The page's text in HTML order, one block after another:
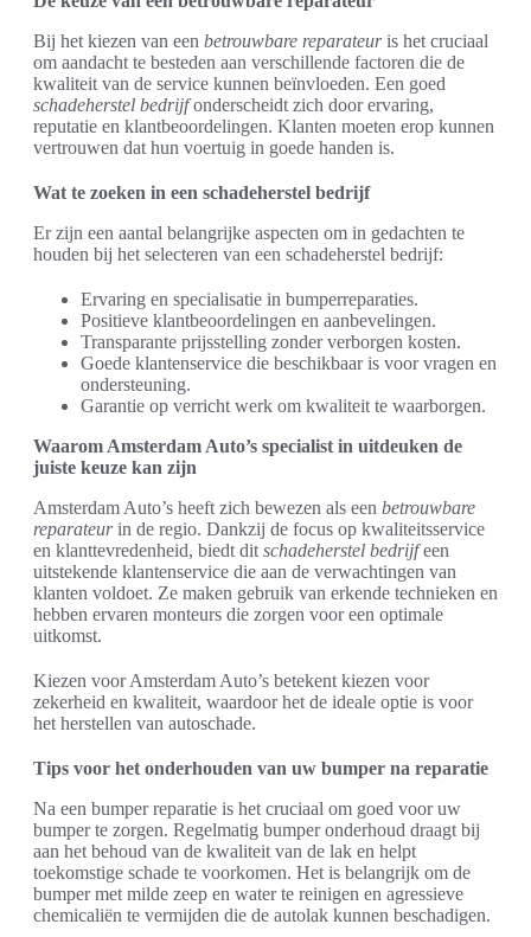
Bij het kiezen van een betrouwbare reparateuris het cruciaal
om aandacht te besteden aan verschillende factoren die de
kwaliteit van de service kunnen beïnvloeden. Een goed
schadeherstel bedrijfonderscheidt zich door ervaring,
reputatie en klantbeoordelingen. Klanten moeten erop kunnen
vertrouwen dat hun voertuig in goede handen is.
Wat te zoeken in een schadeherstel bedrijf
Er zijn een aantal belangrijke aspecten om in gedachten te
houden bij het selecteren van een schadeherstel bedrijf:
Ervaring en specialisatie in bumperreparaties.
Positieve klantbeoordelingen en aanbevelingen.
Transparante prijsstelling zonder verborgen kosten.
Goede klantenservice die beschikbaar is voor vragen en
ondersteuning.
Garantie op verricht werk om kwaliteit te waarborgen.
Waarom Amsterdam Auto’s specialist in uitdeuken de
juiste keuze kan zijn
Amsterdam Auto’s heeft zich bewezen als een betrouwbare
reparateurin de regio. Dankzij de focus op kwaliteitsservice
en klanttevredenheid, biedt dit schadeherstel bedrijfeen
uitstekende klantenservice die aan de verwachtingen van
klanten voldoet. Ze maken gebruik van erkende technieken en
hebben ervaren monteurs die zorgen voor een optimale
uitkomst.
Kiezen voor Amsterdam Auto’s betekent kiezen voor
zekerheid en kwaliteit, waardoor het de ideale optie is voor
het herstellen van autoschade.
Tips voor het onderhouden van uw bumper na reparatie
Na een bumper reparatie is het cruciaal om goed voor uw
bumper te zorgen. Regelmatig bumper onderhoud draagt bij
aan het behoud van de kwaliteit van de lak en helpt
toekomstige schade te voorkomen. Het is belangrijk om de
bumper met milde zeep en water te reinigen en agressieve
chemicaliën te vermijden die de autolak kunnen beschadigen.